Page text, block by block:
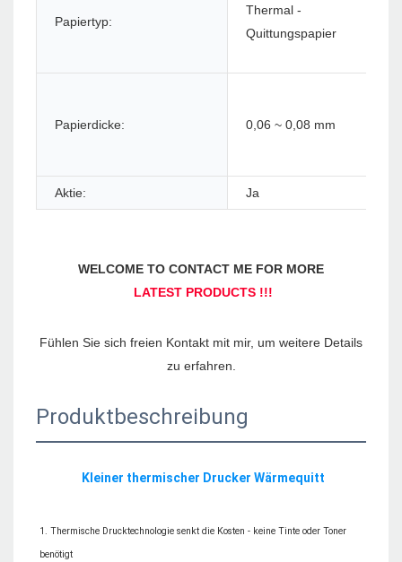
Papiertyp:
Thermal -
Quittungspapier
Papierdicke: 0,06 ~ 0,08 mm
Aktie: Ja
Fühlen Sie sich freien Kontakt mit mir, um weitere Details
Produktbeschreibung
1. Thermische Drucktechnologie senkt die Kosten - keine Tinte oder Toner
benötigt